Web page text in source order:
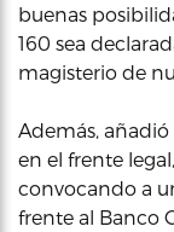
buenas
160 sea
magisterio de
Además,
en el frente
convocando a
frente al Banco